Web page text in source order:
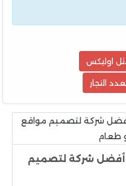
اوليكس
التجار
شركة لتصميم